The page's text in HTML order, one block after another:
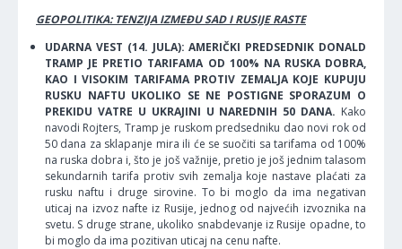
GEOPOLITIKA: TENZIJA IZMEĐU SAD I RUSIJE RASTE
UDARNA VEST (14. JULA): AMERIČKI PREDSEDNIK DONALD
TRAMP JE PRETIO TARIFAMA OD 100% NA RUSKA DOBRA,
KAO I VISOKIM TARIFAMA PROTIV ZEMALJA KOJE KUPUJU
RUSKU NAFTU UKOLIKO SE NE POSTIGNE SPORAZUM O
PREKIDU VATRE U UKRAJINI U NAREDNIH 50 DANA. Kako
navodi Rojters, Tramp je ruskom predsedniku dao novi rok od
50 dana za sklapanje mira ili će se suočiti sa tarifama od 100%
na ruska dobra i, što je još važnije, pretio je još jednim talasom
sekundarnih tarifa protiv svih zemalja koje nastave plaćati za
rusku naftu i druge sirovine. To bi moglo da ima negativan
uticaj na izvoz nafte iz Rusije, jednog od najvećih izvoznika na
svetu. S druge strane, ukoliko snabdevanje iz Rusije opadne, to
bi moglo da ima pozitivan uticaj na cenu nafte.